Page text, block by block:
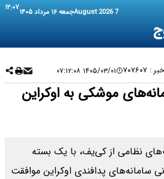
7 August 2026 جمعه ۱۶ مرداد ۱۴۰۵ ۱۲:۰۷
: ۷۰۷۶۰۷ ۱۴۰۵/۰۳/۰۱ ۰۷:۱۲:۰۸
موشکی به اوکراین
نظامی از کی‌یف، با یک بسته
سامانه‌های پدافندی اوکراین موافقت